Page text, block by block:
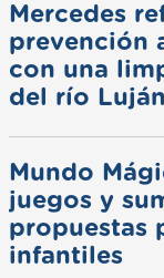
Mercedes
prevención
con una
del río Luján
Mundo
juegos y
propuestas
infantiles